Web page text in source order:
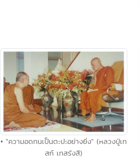
• "ความอดทนเป็นตะปะอย่างยิ่ง" (หลวงปู่เท
สก์ เทสรังสี)